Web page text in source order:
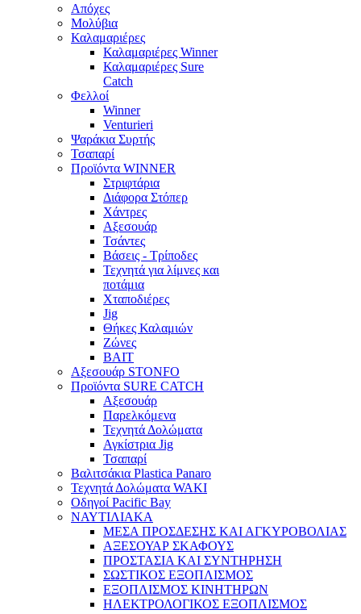
Απόχες
Μολύβια
Καλαμαριέρες
Καλαμαριέρες Winner
Καλαμαριέρες Sure
Catch
Φελλοί
Winner
Venturieri
Ψαράκια Συρτής
Τσαπαρί
Προϊόντα WINNER
Στριφτάρια
Διάφορα Στόπερ
Χάντρες
Αξεσουάρ
Τσάντες
Βάσεις - Τρίποδες
Τεχνητά για λίμνες και
ποτάμια
Χταποδιέρες
Jig
Θήκες Καλαμιών
Ζώνες
BAIT
Αξεσουάρ STONFO
Προϊόντα SURE CATCH
Αξεσουάρ
Παρελκόμενα
Τεχνητά Δολώματα
Αγκίστρια Jig
Τσαπαρί
Βαλιτσάκια Plastica Panaro
Τεχνητά Δολώματα WAKI
Οδηγοί Pacific Bay
ΝΑΥΤΙΛΙΑΚΑ
ΜΕΣΑ ΠΡΟΣΔΕΣΗΣ ΚΑΙ ΑΓΚΥΡΟΒΟΛΙΑΣ
ΑΞΕΣΟΥΑΡ ΣΚΑΦΟΥΣ
ΠΡΟΣΤΑΣΙΑ ΚΑΙ ΣΥΝΤΗΡΗΣΗ
ΣΩΣΤΙΚΟΣ ΕΞΟΠΛΙΣΜΟΣ
ΕΞΟΠΛΙΣΜΟΣ ΚΙΝΗΤΗΡΩΝ
ΗΛΕΚΤΡΟΛΟΓΙΚΟΣ ΕΞΟΠΛΙΣΜΟΣ